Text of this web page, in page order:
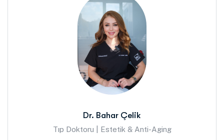
Dr. Bahar Çelik
Tıp Doktoru | Estetik & Anti-Aging